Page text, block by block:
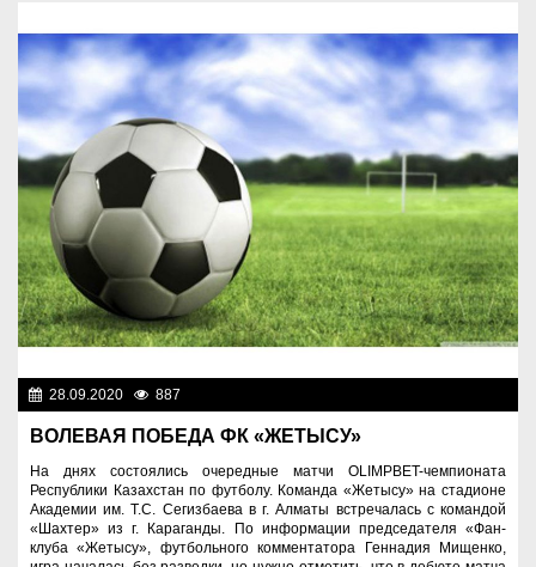
28.09.2020 887
ВОЛЕВАЯ ПОБЕДА ФК «ЖЕТЫСУ»
На днях состоялись очередные матчи OLIMPBET-чемпионата
Республики Казахстан по футболу. Команда «Жетысу» на стадионе
Академии им. Т.С. Сегизбаева в г. Алматы встречалась с командой
«Шахтер» из г. Караганды. По информации председателя «Фан-
клуба «Жетысу», футбольного комментатора Геннадия Мищенко,